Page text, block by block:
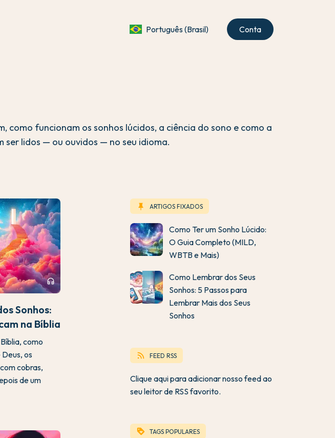
Português (Brasil) Conta
como funcionam os sonhos lúcidos, a ciência do sono e como a
ser lidos — ou ouvidos — no seu idioma.
headphones
Sonhos:
na Bíblia
como
os
cobras,
de um
keep ARTIGOS FIXADOS
Como Ter um Sonho Lúcido:
O Guia Completo (MILD,
WBTB e Mais)
Como Lembrar dos Seus
Sonhos: 5 Passos para
Lembrar Mais dos Seus
Sonhos
rss_feed FEED RSS
Clique aqui para adicionar nosso feed ao
seu leitor de RSS favorito.
loyalty TAGS POPULARES